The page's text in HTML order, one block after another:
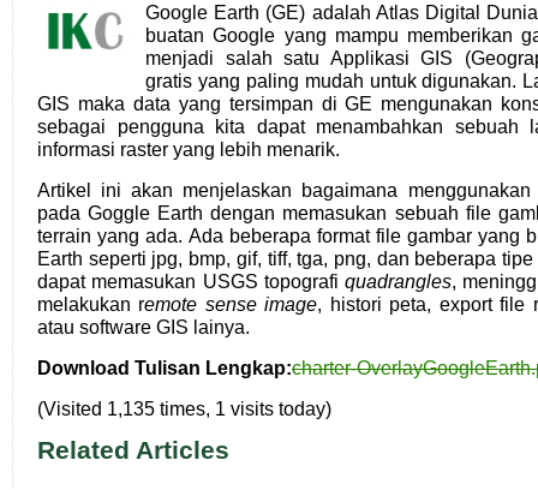
Google Earth (GE) adalah Atlas Digital
buatan Google yang mampu memberikan
menjadi salah satu Applikasi GIS
gratis yang paling mudah untuk digunakan.
GIS maka data yang tersimpan di GE mengunakan
sebagai pengguna kita dapat menambahkan sebuah
informasi raster yang lebih menarik.
Artikel ini akan menjelaskan bagaimana
pada Goggle Earth dengan memasukan sebuah file
terrain yang ada. Ada beberapa format file gambar yang
Earth seperti jpg, bmp, gif, tiff, tga, png, dan beberapa
dapat memasukan USGS topografi quadrangles,
melakukan remote sense image, histori peta, export file
atau software GIS lainya.
Download Tulisan Lengkap:charter-
(Visited 1,135 times, 1 visits today)
Related Articles